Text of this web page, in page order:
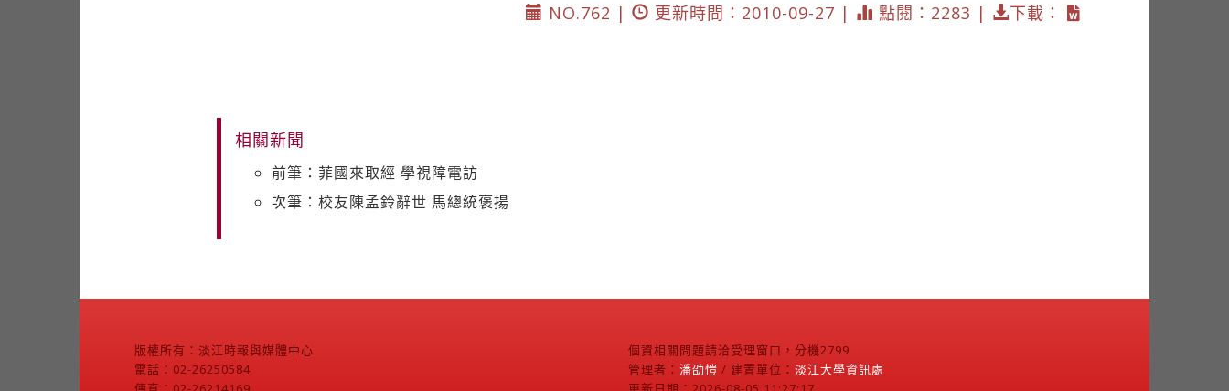
NO.762 |
更新時間：2010-09-27 | 點閱：2283 | 下載：
相關新聞
前筆：菲國來取經 學視障電訪
次筆：校友陳孟鈴辭世 馬總統褒揚
版權所有：淡江時報與媒體中心
電話：02-26250584
個資相關問題請洽受理窗口，分機2799
管理者： 潘劭愷 / 建置單位： 淡江大學資訊處